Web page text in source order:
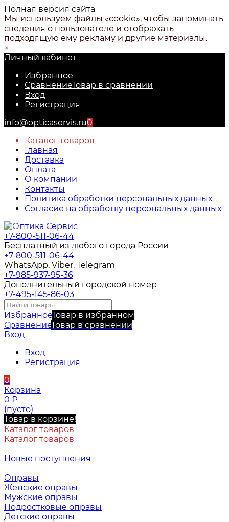
Полная версия сайта
Мы используем файлы «cookie», чтобы запоминать
сведения о пользователе и отображать
подходящую ему рекламу и другие материалы.
×
Личный кабинет
Избранное
СравнениеТовар в сравнении
Вход
Регистрация
info@opticaservis.ru0
Каталог товаров
Главная
Доставка
Оплата
О компании
Контакты
Политика обработки персональных данных
Согласие на обработку персональных данных
+7-800-511-06-44
Бесплатный из любого города России
+7-800-511-06-44
WhatsApp, Viber, Telegram
+7-985-937-95-36
Дополнительный городской номер
+7-495-145-86-03
ИзбранноеТовар в избранном
СравнениеТовар в сравнении
Вход
Вход
Регистрация
0
Корзина
0 ₽
(пусто)
Товар в корзине!
Каталог товаров
Каталог товаров
Новые поступления
Оправы
Женские оправы
Мужские оправы
Подростковые оправы
Детские оправы